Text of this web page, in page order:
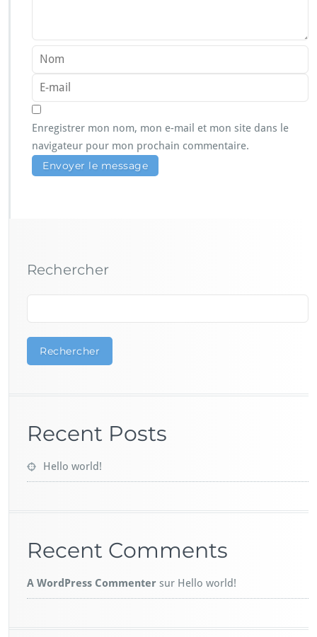
Enregistrer mon nom, mon e-mail et mon site dans le
navigateur pour mon prochain commentaire.
Rechercher
Rechercher
Recent Posts
Hello world!
Recent Comments
A WordPress Commenter sur Hello world!